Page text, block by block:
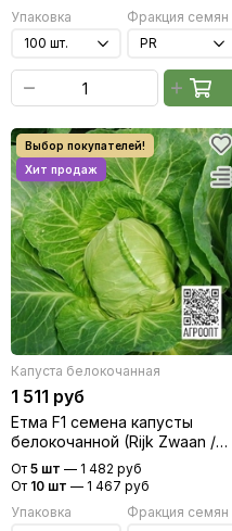
Упаковка
Фракция семян
Капуста белокочанная
1 511 руб
Етма F1 семена капусты
белокочанной (Rijk Zwaan /
Райк Цваан)
От 5 шт — 1 482 руб
От 10 шт — 1 467 руб
Упаковка
Фракция семян